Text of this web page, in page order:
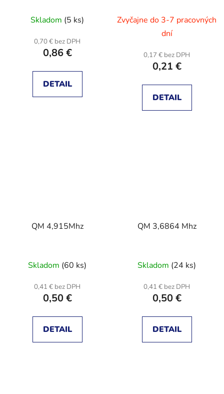
Skladom (5 ks)
0,70 € bez DPH
0,86 €
DETAIL
Zvyčajne do 3-7 pracovných
dní
0,17 € bez DPH
0,21 €
DETAIL
QM 4,915Mhz
Skladom (60 ks)
0,41 € bez DPH
0,50 €
DETAIL
QM 3,6864 Mhz
Skladom (24 ks)
0,41 € bez DPH
0,50 €
DETAIL